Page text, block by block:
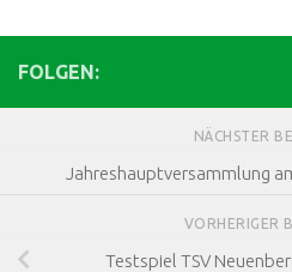
FOLGEN:
NÄCHSTER
Jahreshauptversammlung
VORHERIGER
Testspiel TSV